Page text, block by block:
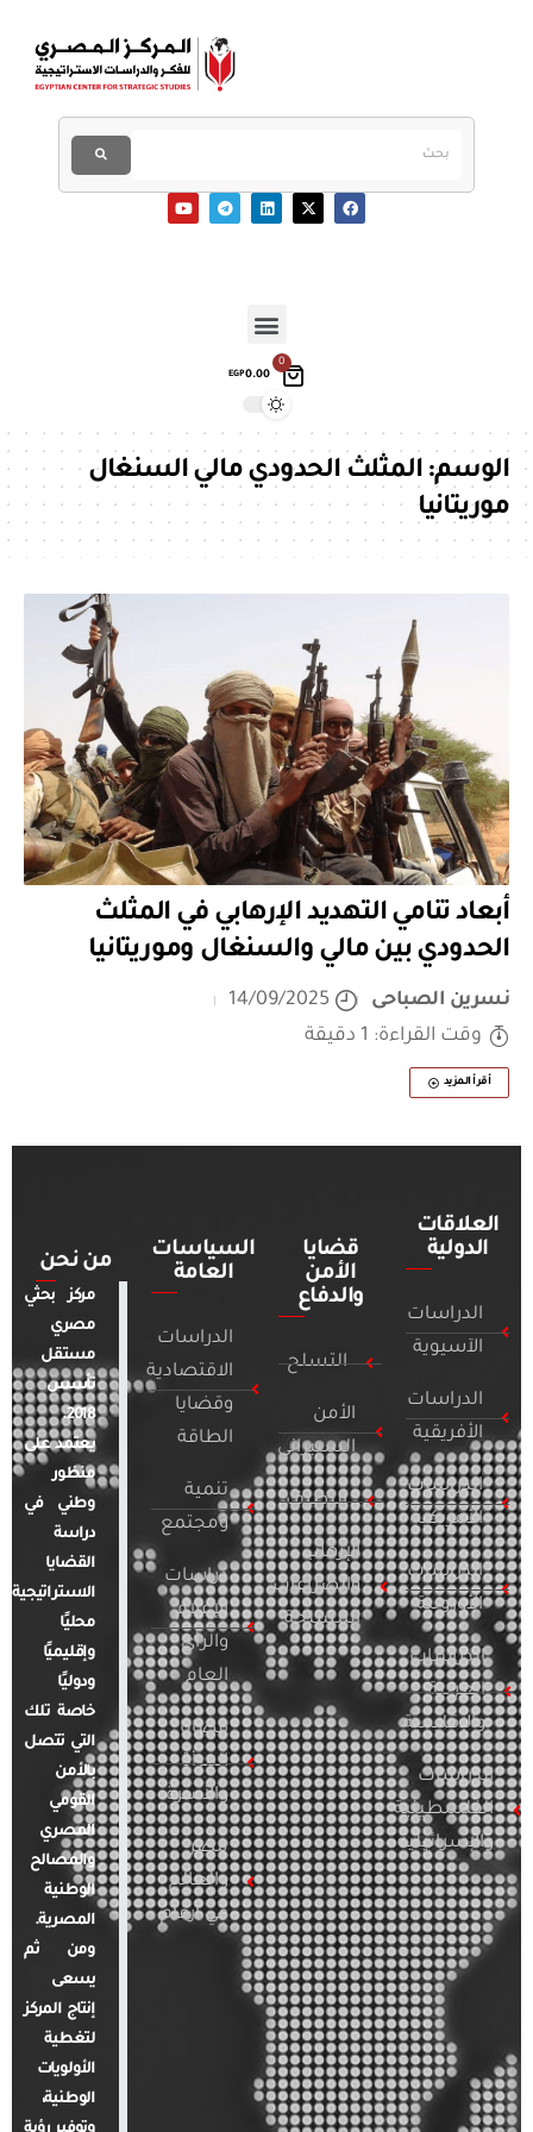
0
EGP0.00
الوسم:المثلث الحدودي مالي السنغال
موريتانيا
أبعاد تنامي التهديد الإرهابي في المثلث
الحدودي بين مالي والسنغال وموريتانيا
نسرين الصباحى
14/09/2025
وقت القراءة: 1 دقيقة
أقرأ المزيد
العلاقات
الدولية
الدراسات
الآسيوية
الدراسات
الأفريقية
الدراسات
الأمريكية
الدراسات
الأوروبية
الدراسات
العربية
والإقليمية
الدراسات
الفلسطينية
والإسرائيلية
قضايا
الأمن
والدفاع
التسلح
الأمن
السيبراني
التطرف
الإرهاب
والصراعات
المسلحة
السياسات
العامة
الدراسات
الاقتصادية
وقضايا
الطاقة
تنمية
ومجتمع
دراسات
الإعلام
والرأي
العام
قضايا
المرأة
والأسرة
مصر
والعالم
في أرقام
من نحن
مركز بحثي
مصري
مستقل
تأسس
2018.
يعتمد على
منظور
وطني في
دراسة
القضايا
الاستراتيجية
محليًا
وإقليميًا
ودوليًا
خاصة تلك
التي تتصل
بالأمن
القومي
المصري
والمصالح
الوطنية
المصرية.
ومن ثم
يسعى
إنتاج المركز
لتغطية
الأولويات
الوطنية،